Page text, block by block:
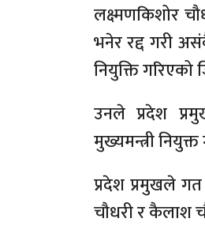
लक्ष्मणकिशोर
भनेर रद्द गरी
नियुक्ति गरिएको
उनले प्रदेश
मुख्यमन्त्री
प्रदेश प्रमुखले
चौधरी र कैलाश